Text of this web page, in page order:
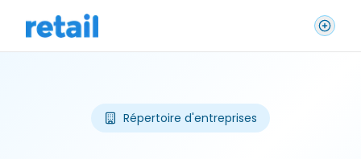
Répertoire d'entreprises